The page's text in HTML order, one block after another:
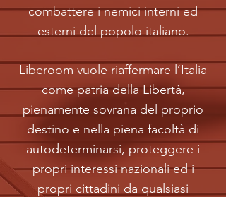
combattere i nemici interni ed
esterni del popolo italiano.
Liberoom vuole riaffermare l’Italia
come patria della Libertà,
pienamente sovrana del proprio
destino e nella piena facoltà di
autodeterminarsi, proteggere i
propri interessi nazionali ed i
propri cittadini da qualsiasi